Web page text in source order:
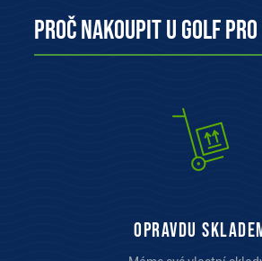
Proč nakoupit u Golf pro
opravdu